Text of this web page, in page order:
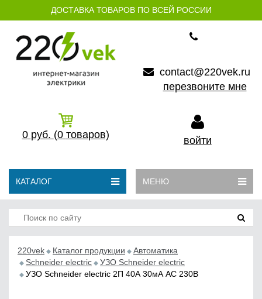
ДОСТАВКА ТОВАРОВ ПО ВСЕЙ РОССИИ
contact@220vek.ru
перезвоните мне
0 руб. (0 товаров) войти
КАТАЛОГ МЕНЮ
220vek Каталог продукции
Автоматика
Schneider electric
УЗО Schneider electric
УЗО Schneider electric 2П 40А 30мА AC 230В